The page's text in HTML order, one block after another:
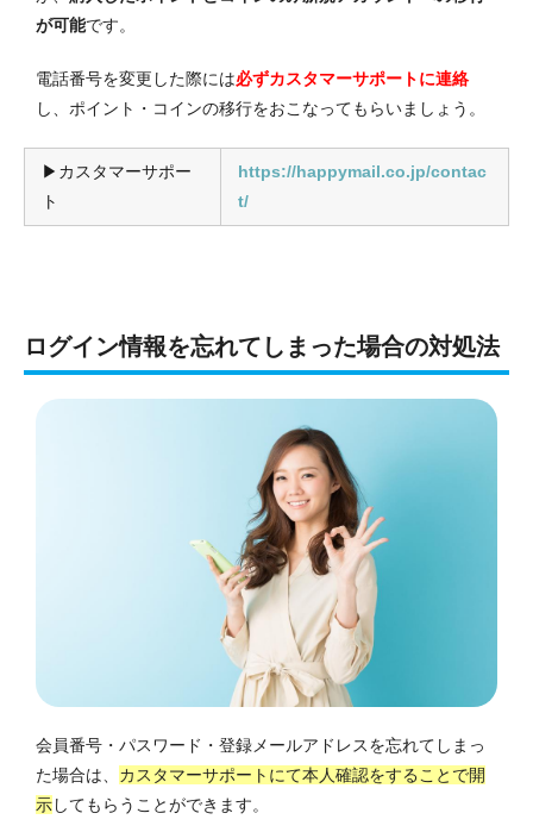
が可能です。
電話番号を変更した際には必ずカスタマーサポートに連絡
し、ポイント・コインの移行をおこなってもらいましょう。
▶︎ カスタマーサポー
ト
https://happymail.co.jp/contac
t/
ログイン情報を忘れてしまった場合の対処法
会員番号・パスワード・登録メールアドレスを忘れてしまっ
た場合は、 カスタマーサポートにて本人確認をすることで開
示してもらうことができます。